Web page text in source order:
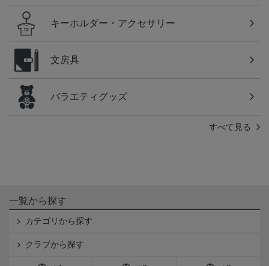
キーホルダー・アクセサリー
文房具
バラエティグッズ
すべて見る
一覧から探す
カテゴリから探す
クラブから探す